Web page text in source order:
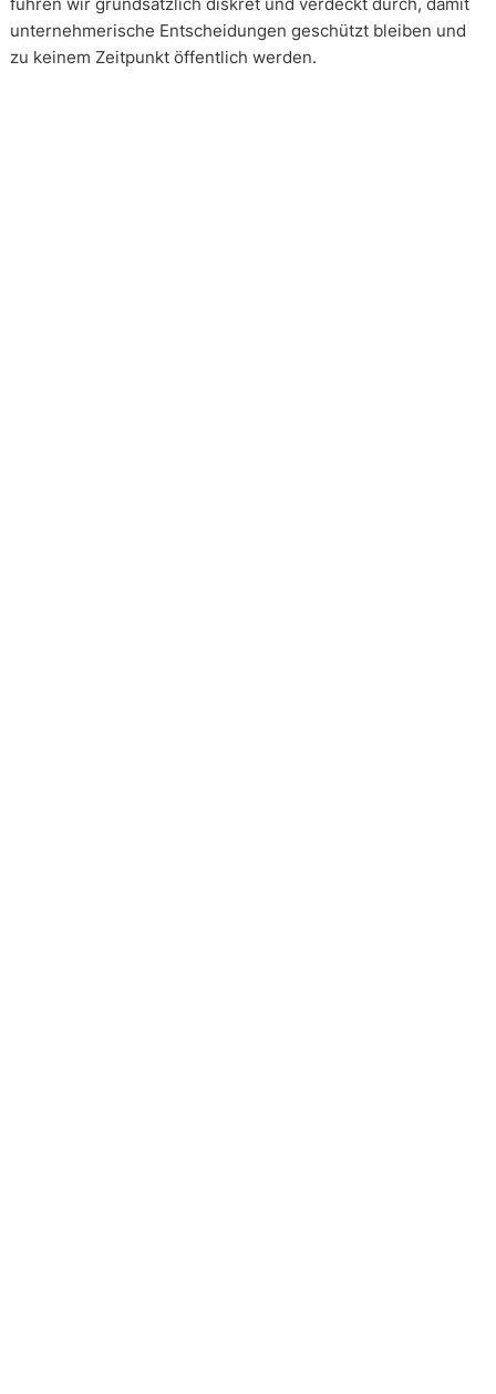
unternehmerische Entscheidungen geschützt bleiben und
zu keinem Zeitpunkt öffentlich werden.